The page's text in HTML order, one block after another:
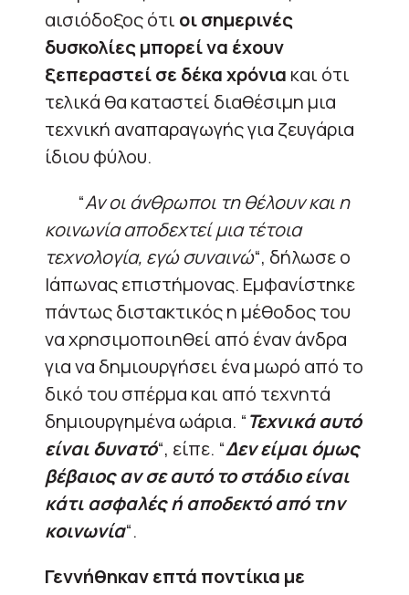
αισιόδοξος ότι οι σημερινές
δυσκολίες μπορεί να έχουν
ξεπεραστεί σε δέκα χρόνια και ότι
τελικά θα καταστεί διαθέσιμη μια
τεχνική αναπαραγωγής για ζευγάρια
ίδιου φύλου.
“Αν οι άνθρωποι τη θέλουν και η
κοινωνία αποδεχτεί μια τέτοια
τεχνολογία, εγώ συναινώ“, δήλωσε ο
Ιάπωνας επιστήμονας. Εμφανίστηκε
πάντως διστακτικός η μέθοδος του
να χρησιμοποιηθεί από έναν άνδρα
για να δημιουργήσει ένα μωρό από το
δικό του σπέρμα και από τεχνητά
δημιουργημένα ωάρια. “Τεχνικά αυτό
είναι δυνατό“, είπε. “Δεν είμαι όμως
βέβαιος αν σε αυτό το στάδιο είναι
κάτι ασφαλές ή αποδεκτό από την
κοινωνία“.
Γεννήθηκαν επτά ποντίκια με